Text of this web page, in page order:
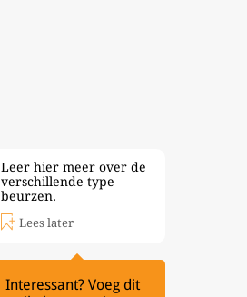
Leer hier meer over de
verschillende type
beurzen.
Lees later
Interessant? Voeg dit